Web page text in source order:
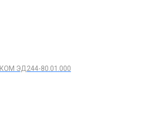
КОМ ЭД244-80.01.000